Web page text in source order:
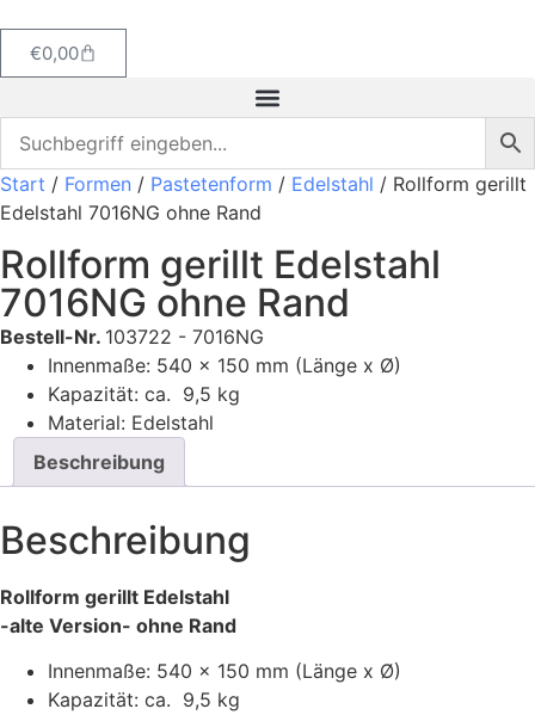
€0,00
Start / Formen / Pastetenform / Edelstahl / Rollform gerillt
Edelstahl 7016NG ohne Rand
Rollform gerillt Edelstahl
7016NG ohne Rand
Bestell-Nr. 103722 - 7016NG
Innenmaße: 540 x 150 mm (Länge x Ø)
Kapazität: ca. 9,5 kg
Material: Edelstahl
Beschreibung
Beschreibung
Rollform gerillt Edelstahl
-alte Version- ohne Rand
Innenmaße: 540 x 150 mm (Länge x Ø)
Kapazität: ca. 9,5 kg